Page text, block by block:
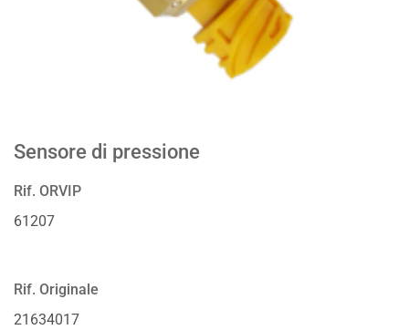
Sensore di pressione
Rif. ORVIP
61207
Rif. Originale
21634017